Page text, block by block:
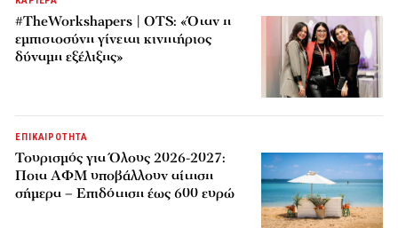
#TheWorkshapers | OTS: «Όταν η
εμπιστοσύνη γίνεται κινητήριος
δύναμη εξέλιξης»
ΕΠΙΚΑΙΡΟΤΗΤΑ
Τουρισμός για Όλους 2026-2027:
Ποια ΑΦΜ υποβάλλουν αίτηση
σήμερα – Επιδότηση έως 600 ευρώ